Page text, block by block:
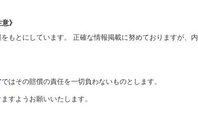
》
もとにしています。 正確な情報掲載に努めておりますが、内
ではその賠償の責任を一切負わないものとします。
すようお願いいたします。